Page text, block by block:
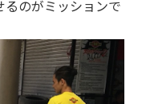
るのがミッションで